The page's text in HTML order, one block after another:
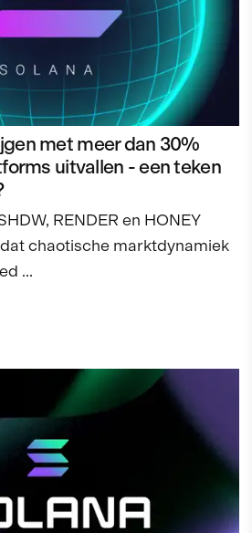
met meer dan 30%
uitvallen - een teken
RENDER en HONEY
chaotische marktdynamiek
...